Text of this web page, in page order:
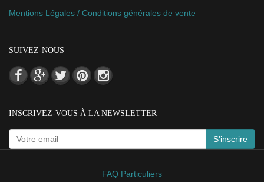
Mentions Légales / Conditions générales de vente
SUIVEZ-NOUS
INSCRIVEZ-VOUS À LA NEWSLETTER
S'inscrire
FAQ Particuliers